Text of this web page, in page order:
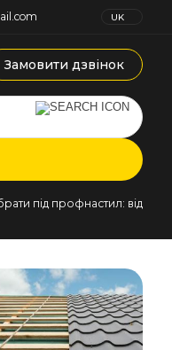
UK
Замовити дзвінок
під профнастил: